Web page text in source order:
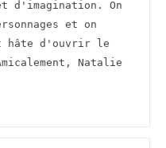
d'imagination. On
et on
hâte d'ouvrir le
Natalie